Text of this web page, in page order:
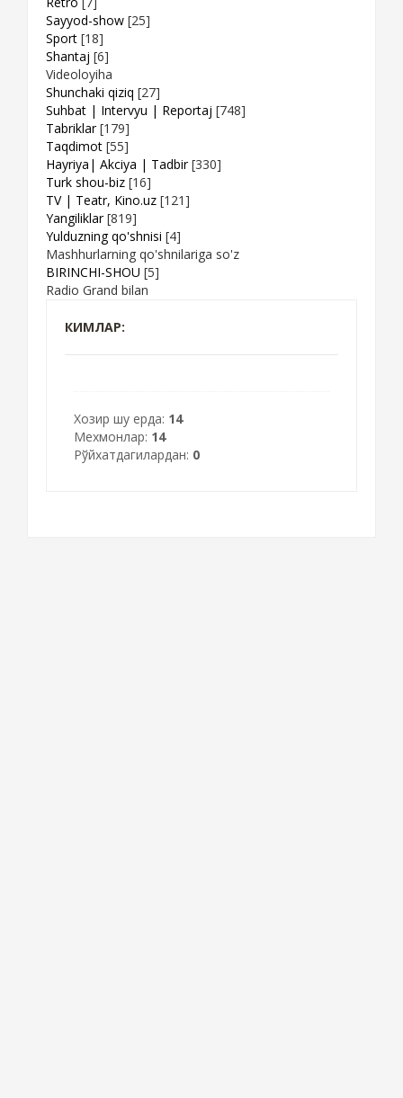
Sayyod-show [25]
Sport [18]
Shantaj [6]
Videoloyiha
Shunchaki qiziq [27]
Suhbat | Intervyu | Reportaj [748]
Tabriklar [179]
Taqdimot [55]
Hayriya| Akciya | Tadbir [330]
Turk shou-biz [16]
TV | Teatr, Kino.uz [121]
Yangiliklar [819]
Yulduzning qo'shnisi [4]
Mashhurlarning qo'shnilariga so'z
BIRINCHI-SHOU [5]
Radio Grand bilan
КИМЛАР:
Хозир шу ерда: 14
Мехмонлар: 14
Рўйхатдагилардан: 0